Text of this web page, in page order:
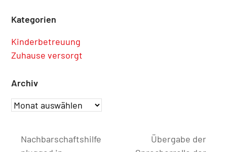
Kategorien
Kinderbetreuung
Zuhause versorgt
Archiv
Archiv
Nachbarschaftshilfe
Übergabe der